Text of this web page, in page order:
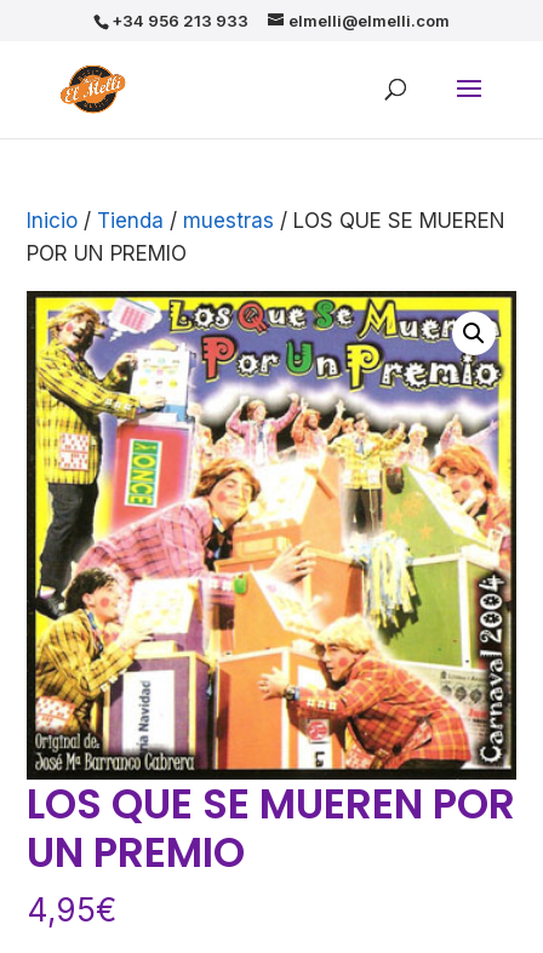
+34 956 213 933 elmelli@elmelli.com
Inicio / Tienda / muestras / LOS QUE SE MUEREN
POR UN PREMIO
LOS QUE SE MUEREN POR
UN PREMIO
4,95€